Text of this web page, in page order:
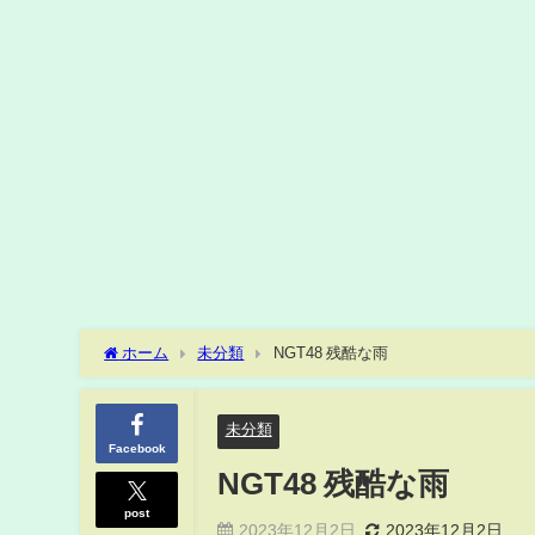
ホーム 未分類 NGT48 残酷な雨
Facebook
post
未分類
NGT48 残酷な雨
2023年12月2日 2023年12月2日